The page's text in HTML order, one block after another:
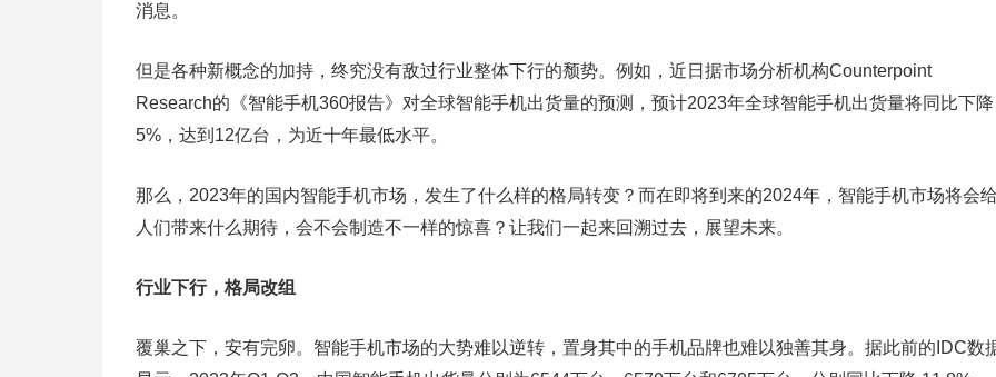
消息。
但是各种新概念的加持，终究没有敌过行业整体下行的颓势。例如，近日据市场分析机构Counterpoint
Research的《智能手机360报告》对全球智能手机出货量的预测，预计2023年全球智能手机出货量将同比下降
5%，达到12亿台，为近十年最低水平。
那么，2023年的国内智能手机市场，发生了什么样的格局转变？而在即将到来的2024年，智能手机市场将会
人们带来什么期待，会不会制造不一样的惊喜？让我们一起来回溯过去，展望未来。
行业下行，格局改组
覆巢之下，安有完卵。智能手机市场的大势难以逆转，置身其中的手机品牌也难以独善其身。据此前的IDC数